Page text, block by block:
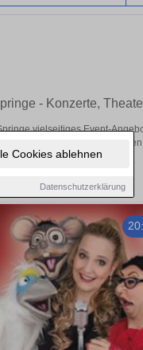
Cookies ablehnen
Datenschutzerklärung
- Konzerte,
vielseitiges Event-
in Springe – hier